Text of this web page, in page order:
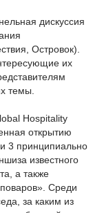
дискуссия
Островок).
их
темы.
Hospitality
открытию
3 принципиально
известного
а также
Среди
за каким из